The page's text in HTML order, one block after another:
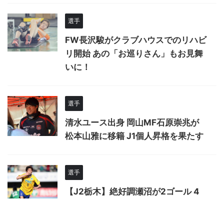
選手
FW長沢駿がクラブハウスでのリハビ
リ開始 あの「お巡りさん」もお見舞
いに！
選手
清水ユース出身 岡山MF石原崇兆が
松本山雅に移籍 J1個人昇格を果たす
選手
【J2栃木】絶好調瀬沼が2ゴール 4